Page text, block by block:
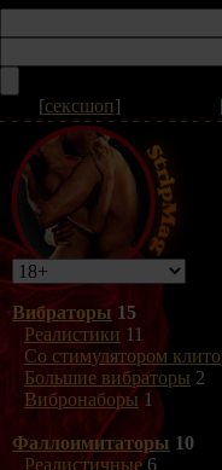
[сексшоп]
Вибраторы 15
Реалистики 11
Со стимулятором
Большие вибраторы 2
Вибронаборы 1
Фаллоимитаторы 10
Реалистичные6